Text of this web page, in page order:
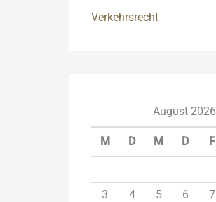
Verkehrsrecht
August 2026
M D M D F
3
4 5 6 7